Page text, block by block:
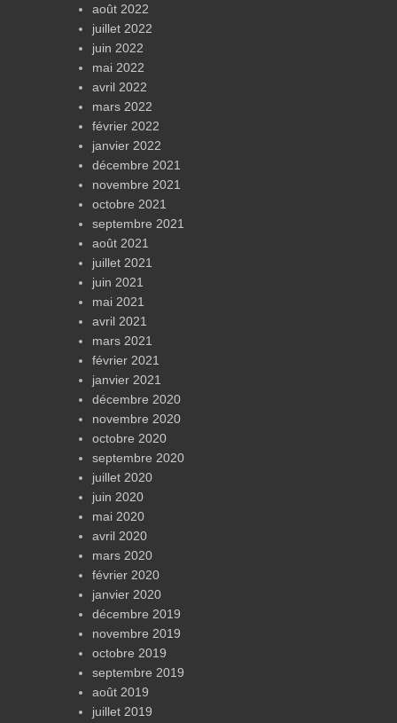
août 2022
juillet 2022
juin 2022
mai 2022
avril 2022
mars 2022
février 2022
janvier 2022
décembre 2021
novembre 2021
octobre 2021
septembre 2021
août 2021
juillet 2021
juin 2021
mai 2021
avril 2021
mars 2021
février 2021
janvier 2021
décembre 2020
novembre 2020
octobre 2020
septembre 2020
juillet 2020
juin 2020
mai 2020
avril 2020
mars 2020
février 2020
janvier 2020
décembre 2019
novembre 2019
octobre 2019
septembre 2019
août 2019
juillet 2019